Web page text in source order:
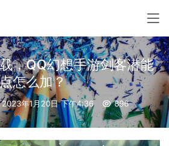
，QQ幻想手游剑客潜能
点怎么加？
年1月20日 下午4:36 896